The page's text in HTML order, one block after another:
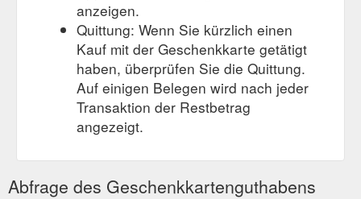
anzeigen.
Quittung: Wenn Sie kürzlich einen
Kauf mit der Geschenkkarte getätigt
haben, überprüfen Sie die Quittung.
Auf einigen Belegen wird nach jeder
Transaktion der Restbetrag
angezeigt.
Abfrage des Geschenkkartenguthabens